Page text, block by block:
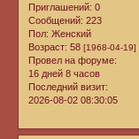
Приглашений: 0
Сообщений: 223
Пол: Женский
Возраст: 58 [1968-04-19]
Провел на форуме:
16 дней 8 часов
Последний визит:
2026-08-02 08:30:05